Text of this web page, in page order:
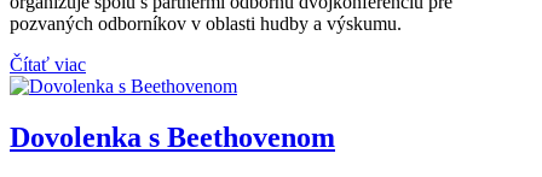
pozvaných odborníkov v oblasti hudby a výskumu.
Čítať viac
Dovolenka s Beethovenom